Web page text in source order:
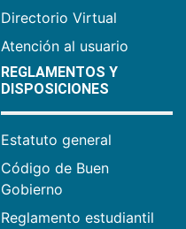
Directorio Virtual
Atención al usuario
REGLAMENTOS Y
DISPOSICIONES
Estatuto general
Código de Buen
Gobierno
Reglamento estudiantil